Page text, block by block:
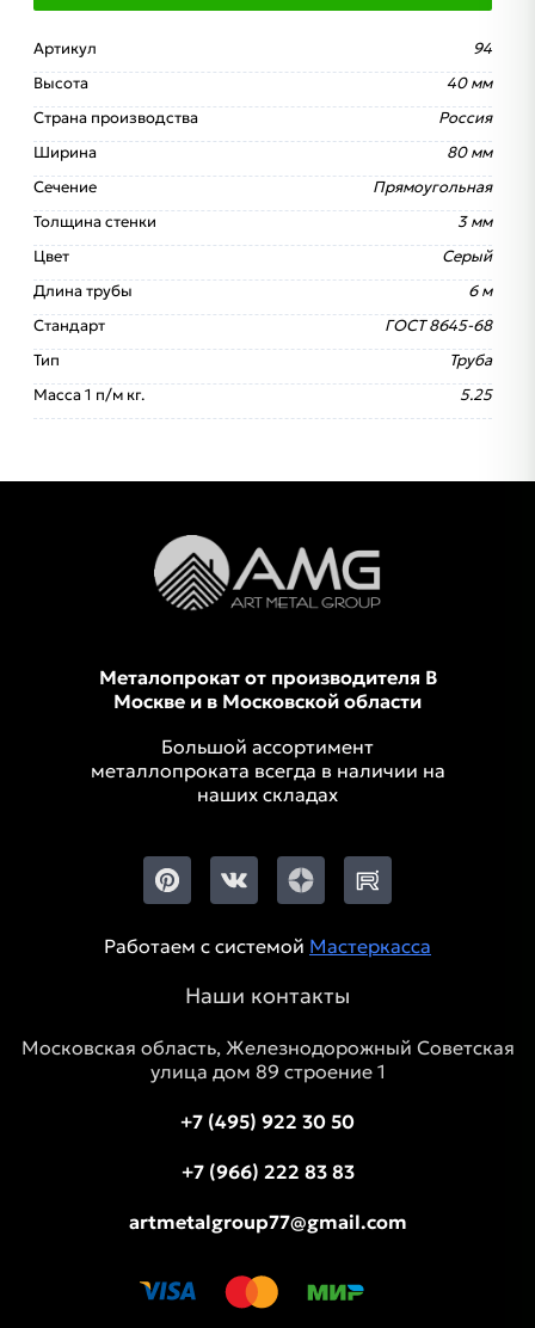
Артикул
94
Высота
40 мм
Страна производства
Россия
Ширина
80 мм
Сечение
Прямоугольная
Толщина стенки
3 мм
Цвет
Серый
Длина трубы
6 м
Стандарт
ГОСТ 8645-68
Тип
Труба
Масса 1 п/м кг.
5.25
Металопрокат от производителя В
Москве и в Московской области
Большой ассортимент
металлопроката всегда в наличии на
наших складах
Работаем с системой Мастеркасса
Наши контакты
Московская область, Железнодорожный Советская
улица дом 89 строение 1
+7 (495) 922 30 50
+7 (966) 222 83 83
artmetalgroup77@gmail.com